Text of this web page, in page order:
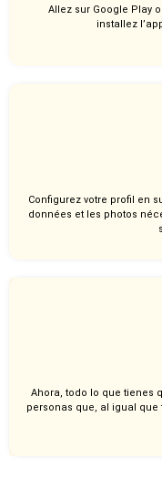
Allez sur Google Play
installez
Configurez votre profil en
données et les photos
Ahora, todo lo que tienes
personas que, al igual